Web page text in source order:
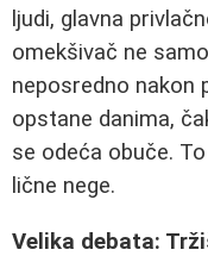
ljudi, glavna
omekšivač ne
neposredno nakon
opstane danima,
se odeća obuče.
lične nege.
Velika debata: